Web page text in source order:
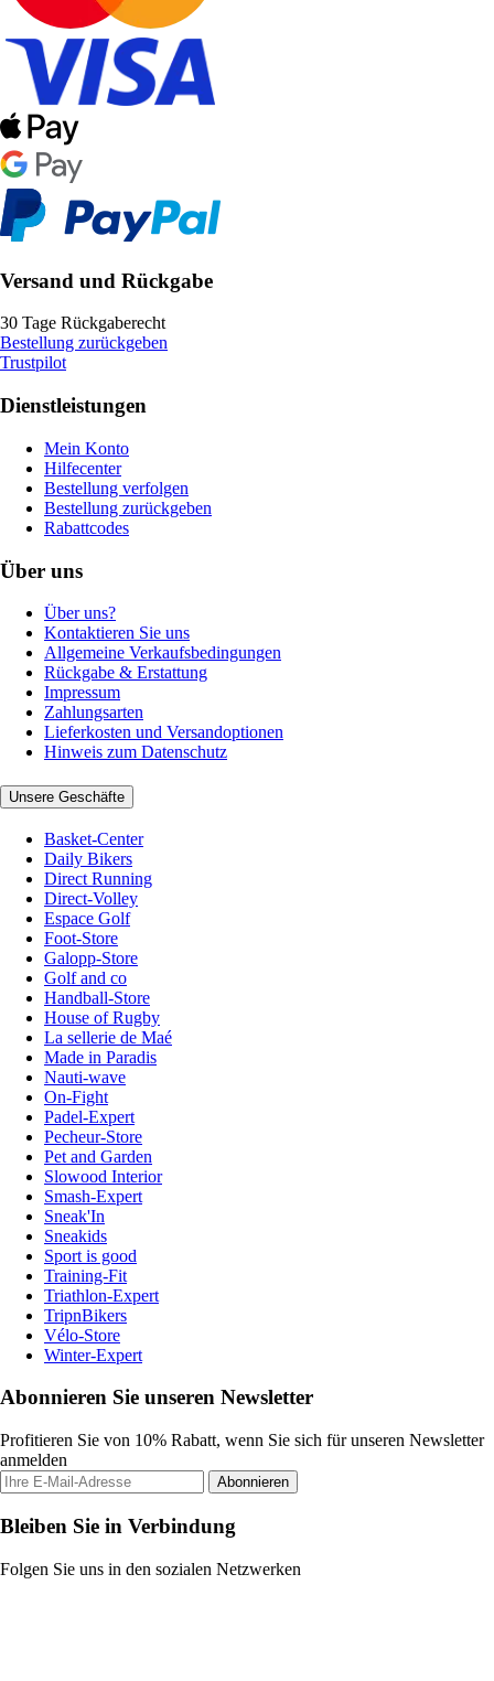
Versand und Rückgabe
30 Tage Rückgaberecht
Bestellung zurückgeben
Trustpilot
Dienstleistungen
Mein Konto
Hilfecenter
Bestellung verfolgen
Bestellung zurückgeben
Rabattcodes
Über uns
Über uns?
Kontaktieren Sie uns
Allgemeine Verkaufsbedingungen
Rückgabe & Erstattung
Impressum
Zahlungsarten
Lieferkosten und Versandoptionen
Hinweis zum Datenschutz
Unsere Geschäfte
Basket-Center
Daily Bikers
Direct Running
Direct-Volley
Espace Golf
Foot-Store
Galopp-Store
Golf and co
Handball-Store
House of Rugby
La sellerie de Maé
Made in Paradis
Nauti-wave
On-Fight
Padel-Expert
Pecheur-Store
Pet and Garden
Slowood Interior
Smash-Expert
Sneak'In
Sneakids
Sport is good
Training-Fit
Triathlon-Expert
TripnBikers
Vélo-Store
Winter-Expert
Abonnieren Sie unseren Newsletter
Profitieren Sie von 10% Rabatt, wenn Sie sich für unseren Newsletter
anmelden
Abonnieren
Bleiben Sie in Verbindung
Folgen Sie uns in den sozialen Netzwerken